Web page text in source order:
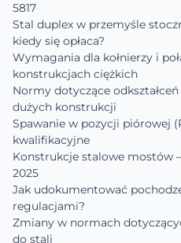
5817
Stal duplex w przemyśle
kiedy się opłaca?
Wymagania dla kołnierzy i
konstrukcjach ciężkich
Normy dotyczące
dużych konstrukcji
Spawanie w pozycji piórowej
kwalifikacyjne
Konstrukcje stalowe mostów
2025
Jak udokumentować
regulacjami?
Zmiany w normach
do stali